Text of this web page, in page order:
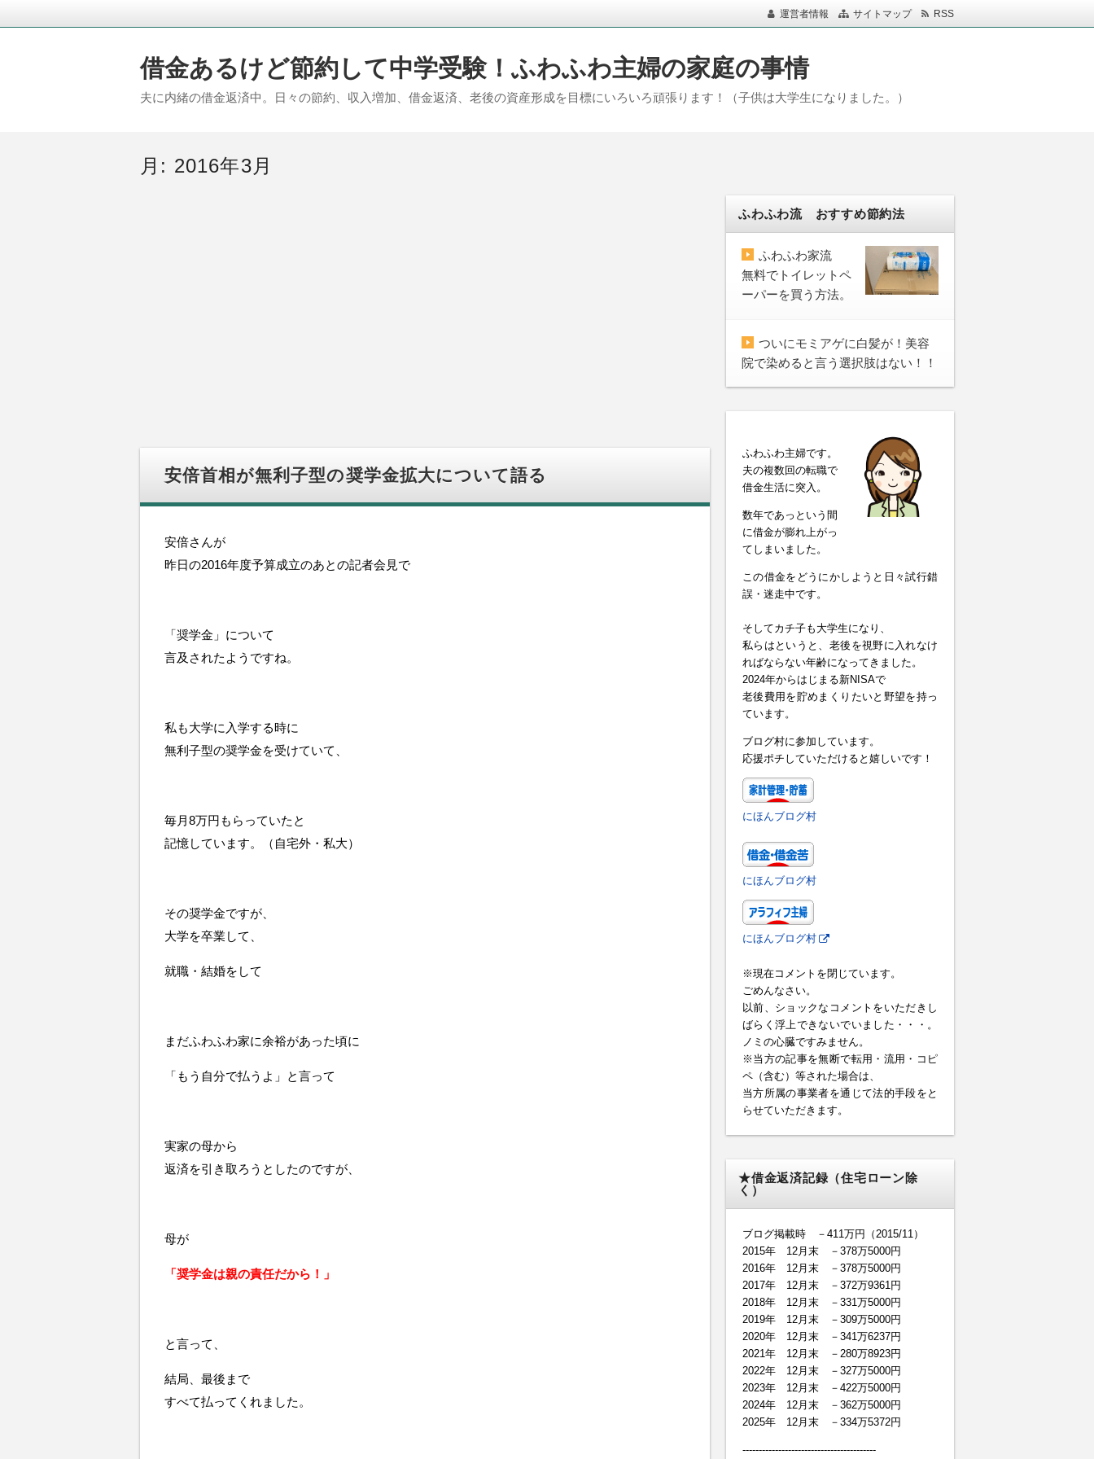
運営者情報 サイトマップ RSS
借金あるけど節約して中学受験！ふわふわ主婦の家庭の事情
夫に内緒の借金返済中。日々の節約、収入増加、借金返済、老後の資産形成を目標にいろいろ頑張ります！（子供は大学生になりました。）
月: 2016年3月
安倍首相が無利子型の奨学金拡大について語る
安倍さんが
昨日の2016年度予算成立のあとの記者会見で
「奨学金」について
言及されたようですね。
私も大学に入学する時に
無利子型の奨学金を受けていて、
毎月8万円もらっていたと
記憶しています。（自宅外・私大）
その奨学金ですが、
大学を卒業して、
就職・結婚をして
まだふわふわ家に余裕があった頃に
「もう自分で払うよ」と言って
実家の母から
返済を引き取ろうとしたのですが、
母が
「奨学金は親の責任だから！」
と言って、
結局、最後まで
すべて払ってくれました。
ふわふわ流 おすすめ節約法
ふわふわ家流
無料でトイレットペ
ーパーを買う方法。
ついにモミアゲに白髪が！美容
院で染めると言う選択肢はない！！
ふわふわ主婦です。
夫の複数回の転職で
借金生活に突入。
数年であっという間
に借金が膨れ上がっ
てしまいました。
この借金をどうにかしようと日々試行錯
誤・迷走中です。
そしてカチ子も大学生になり、
私らはというと、老後を視野に入れなけ
ればならない年齢になってきました。
2024年からはじまる新NISAで
老後費用を貯めまくりたいと野望を持っ
ています。
ブログ村に参加しています。
応援ポチしていただけると嬉しいです！
にほんブログ村
にほんブログ村
にほんブログ村
※現在コメントを閉じています。
ごめんなさい。
以前、ショックなコメントをいただきし
ばらく浮上できないでいました・・・。
ノミの心臓ですみません。
※当方の記事を無断で転用・流用・コピ
ペ（含む）等された場合は、
当方所属の事業者を通じて法的手段をと
らせていただきます。
★借金返済記録（住宅ローン除
く）
ブログ掲載時 －411万円（2015/11）
2015年 12月末 －378万5000円
2016年 12月末 －378万5000円
2017年 12月末 －372万9361円
2018年 12月末 －331万5000円
2019年 12月末 －309万5000円
2020年 12月末 －341万6237円
2021年 12月末 －280万8923円
2022年 12月末 －327万5000円
2023年 12月末 －422万5000円
2024年 12月末 －362万5000円
2025年 12月末 －334万5372円
-----------------------------------------